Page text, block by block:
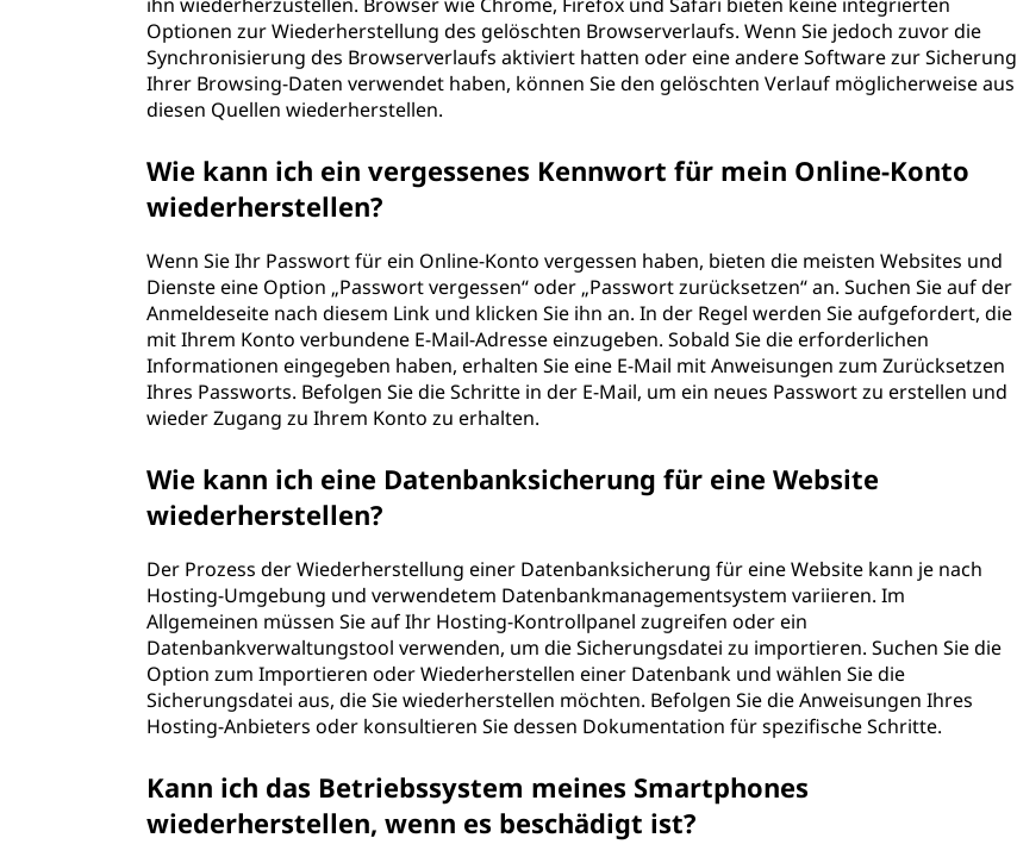
Optionen zur Wiederherstellung des gelöschten Browserverlaufs. Wenn Sie jedoch zuvor die
Synchronisierung des Browserverlaufs aktiviert hatten oder eine andere Software zur Sicherung
Ihrer Browsing-Daten verwendet haben, können Sie den gelöschten Verlauf möglicherweise aus
diesen Quellen wiederherstellen.
Wie kann ich ein vergessenes Kennwort für mein Online-Konto
wiederherstellen?
Wenn Sie Ihr Passwort für ein Online-Konto vergessen haben, bieten die meisten Websites und
Dienste eine Option „Passwort vergessen“ oder „Passwort zurücksetzen“ an. Suchen Sie auf der
Anmeldeseite nach diesem Link und klicken Sie ihn an. In der Regel werden Sie aufgefordert, die
mit Ihrem Konto verbundene E-Mail-Adresse einzugeben. Sobald Sie die erforderlichen
Informationen eingegeben haben, erhalten Sie eine E-Mail mit Anweisungen zum Zurücksetzen
Ihres Passworts. Befolgen Sie die Schritte in der E-Mail, um ein neues Passwort zu erstellen und
wieder Zugang zu Ihrem Konto zu erhalten.
Wie kann ich eine Datenbanksicherung für eine Website
wiederherstellen?
Der Prozess der Wiederherstellung einer Datenbanksicherung für eine Website kann je nach
Hosting-Umgebung und verwendetem Datenbankmanagementsystem variieren. Im
Allgemeinen müssen Sie auf Ihr Hosting-Kontrollpanel zugreifen oder ein
Datenbankverwaltungstool verwenden, um die Sicherungsdatei zu importieren. Suchen Sie die
Option zum Importieren oder Wiederherstellen einer Datenbank und wählen Sie die
Sicherungsdatei aus, die Sie wiederherstellen möchten. Befolgen Sie die Anweisungen Ihres
Hosting-Anbieters oder konsultieren Sie dessen Dokumentation für spezifische Schritte.
Kann ich das Betriebssystem meines Smartphones
wiederherstellen, wenn es beschädigt ist?